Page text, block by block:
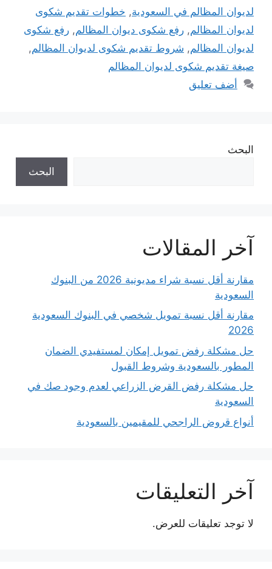
لديوان المظالم في السعودية, خطوات تقديم شكوى
لديوان المظالم, رفع شكوى ديوان المظالم, رفع شكوى
لديوان المظالم, شروط تقديم شكوى لديوان المظالم,
صيغة تقديم شكوى لديوان المظالم
أضف تعليق
البحث
البحث
آخر المقالات
مقارنة أقل نسبة شراء مديونية 2026 من البنوك
السعودية
مقارنة أقل نسبة تمويل شخصي في البنوك السعودية
2026
حل مشكلة رفض تمويل إمكان لمستفيدي الضمان
المطور بالسعودية وشروط القبول
حل مشكلة رفض القرض الزراعي لعدم وجود صك في
السعودية
أنواع قروض الراجحي للمقيمين بالسعودية
آخر التعليقات
لا توجد تعليقات للعرض.